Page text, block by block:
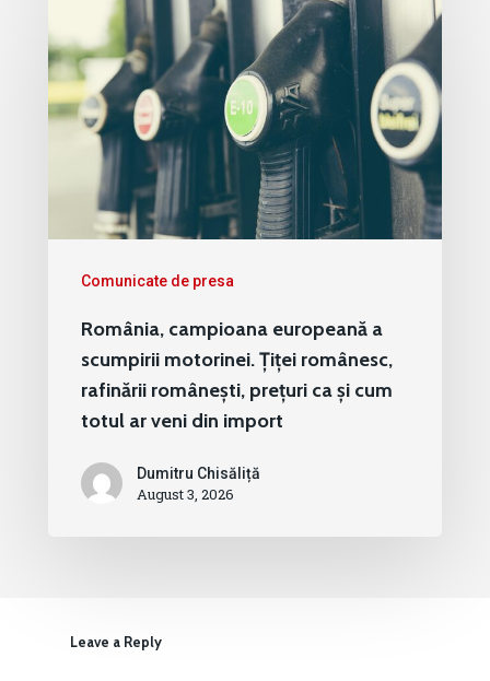
Comunicate de presa
România, campioana europeană a
scumpirii motorinei. Țiței românesc,
rafinării românești, prețuri ca și cum
totul ar veni din import
Dumitru Chisăliță
August 3, 2026
Leave a Reply